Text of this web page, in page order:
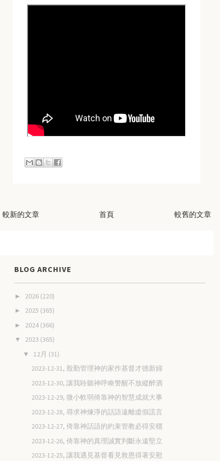
較新的文章 較舊的文章
首頁
BLOG ARCHIVE
► 2026 (220)
► 2025 (365)
► 2024 (366)
▼ 2023 (365)
▼ 12月 (31)
2023-12-31, 殷勤管理神的家作基督才德新婦
2023-12-30, 讓我聆聽神呼喚警醒不放縱醉酒
2023-12-29, 微小軟弱倚靠神的智慧成就大事
2023-12-28, 尋求神煉淨的話語遠離虛假謊言
2023-12-27, 倚靠神話語的約束管教必得安穩
2023-12-26, 倚靠神的真理誠實判斷永遠堅立
2023-12-25, 讓我遇見基督看見救恩得著安慰